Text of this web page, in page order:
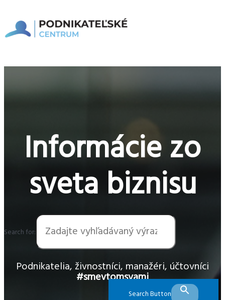
obsah
Menu
Informácie zo
sveta biznisu
Search for:
Search Button
Podnikatelia, živnostníci, manažéri, účtovníci
#smevtomsvami